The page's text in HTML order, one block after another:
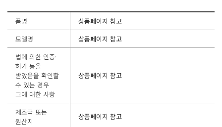
품명
상품페이지 참고
모델명
상품페이지 참고
법에 의한 인증·
허가 등을
받았음을 확인할
수 있는 경우
그에 대한 사항
상품페이지 참고
제조국 또는
원산지
상품페이지 참고